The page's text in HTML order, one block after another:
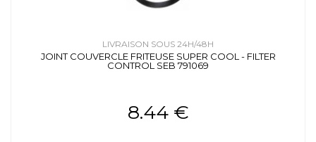
LIVRAISON SOUS 24H/48H
JOINT COUVERCLE FRITEUSE SUPER COOL - FILTER
CONTROL SEB 791069
8.44 €